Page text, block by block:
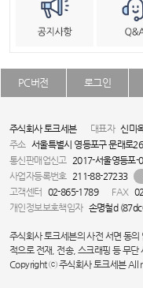
PC버전 로그인
주식회사 토크세븐 대표자 신미
주소 서울특별시 영등포구 문래로
통신판매업신고 2017-서울영등포-
사업자등록번호 211-88-27233
고객센터 02-865-1789 FAX
개인정보보호책임자 손명철d
주식회사 토크세븐의 사전 서면 동
적으로 전재, 전송, 스크래핑 등 무단
Copyright ⓒ 주식회사 토크세븐 All